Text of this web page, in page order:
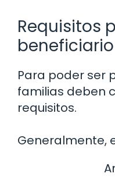
Requisitos
Para poder ser
familias deben
requisitos.
Generalmente,